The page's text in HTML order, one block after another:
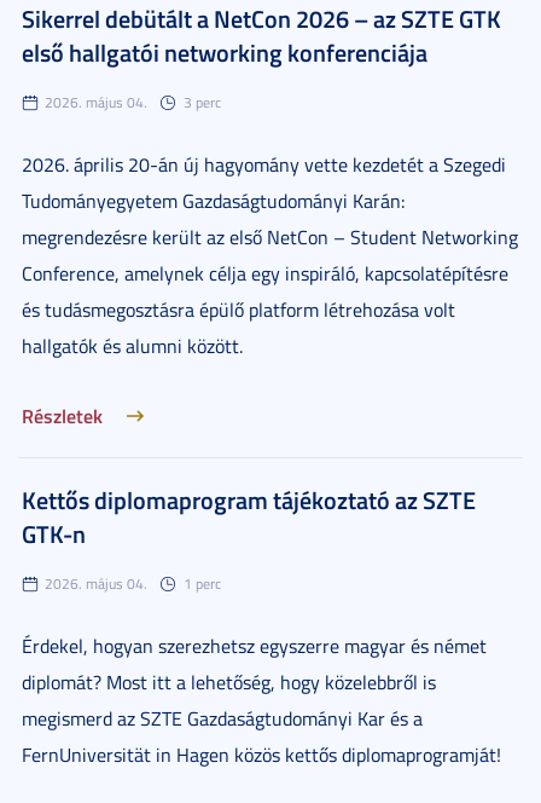
Sikerrel debütált a NetCon 2026 – az SZTE GTK
első hallgatói networking konferenciája
2026. május 04. 3 perc
2026. április 20-án új hagyomány vette kezdetét a Szegedi
Tudományegyetem Gazdaságtudományi Karán:
megrendezésre került az első NetCon – Student Networking
Conference, amelynek célja egy inspiráló, kapcsolatépítésre
és tudásmegosztásra épülő platform létrehozása volt
hallgatók és alumni között.
Részletek
Kettős diplomaprogram tájékoztató az SZTE
GTK-n
2026. május 04. 1 perc
Érdekel, hogyan szerezhetsz egyszerre magyar és német
diplomát? Most itt a lehetőség, hogy közelebbről is
megismerd az SZTE Gazdaságtudományi Kar és a
FernUniversität in Hagen közös kettős diplomaprogramját!